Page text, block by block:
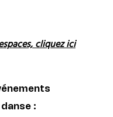
cliquez ici
: